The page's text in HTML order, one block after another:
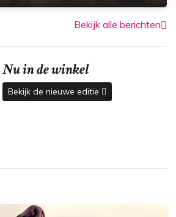
Bekijk alle berichten
Nu in de winkel
Bekijk de nieuwe editie